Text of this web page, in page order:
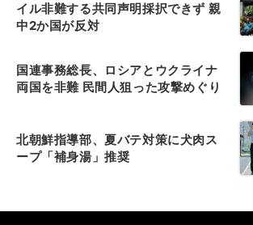
イル非難する共同声明採択できず 親
中2か国が反対
国連事務総長、ロシアとウクライナ
両国を非難 民間人狙った攻撃めぐり
北朝鮮指導部、夏バテ対策に犬肉ス
ープ「補身湯」推奨